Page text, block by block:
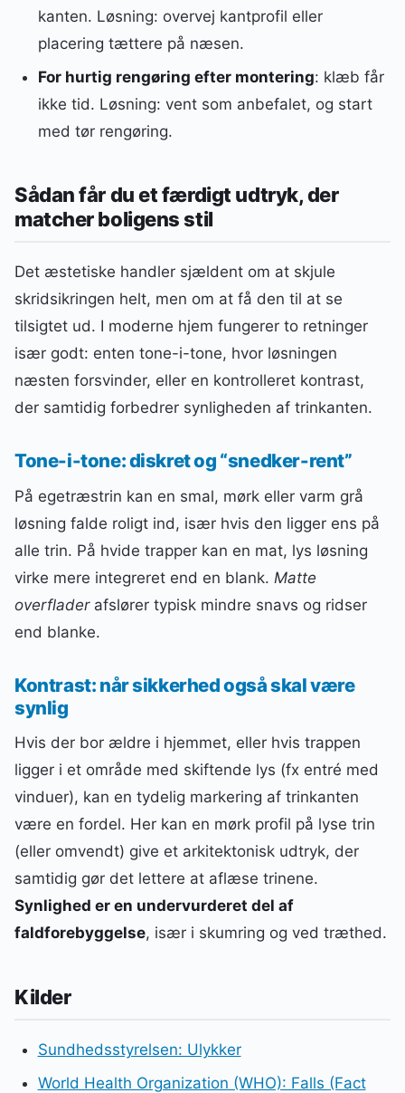
kanten. Løsning: overvej kantprofil eller
placering tættere på næsen.
For hurtig rengøring efter montering: klæb får
ikke tid. Løsning: vent som anbefalet, og start
med tør rengøring.
Sådan får du et færdigt udtryk, der
matcher boligens stil
Det æstetiske handler sjældent om at skjule
skridsikringen helt, men om at få den til at se
tilsigtet ud. I moderne hjem fungerer to retninger
især godt: enten tone-i-tone, hvor løsningen
næsten forsvinder, eller en kontrolleret kontrast,
der samtidig forbedrer synligheden af trinkanten.
Tone-i-tone: diskret og “snedker-rent”
På egetræstrin kan en smal, mørk eller varm grå
løsning falde roligt ind, især hvis den ligger ens på
alle trin. På hvide trapper kan en mat, lys løsning
virke mere integreret end en blank. Matte
overfladerafslører typisk mindre snavs og ridser
end blanke.
Kontrast: når sikkerhed også skal være
synlig
Hvis der bor ældre i hjemmet, eller hvis trappen
ligger i et område med skiftende lys (fx entré med
vinduer), kan en tydelig markering af trinkanten
være en fordel. Her kan en mørk profil på lyse trin
(eller omvendt) give et arkitektonisk udtryk, der
samtidig gør det lettere at aflæse trinene.
Synlighed er en undervurderet del af
faldforebyggelse, især i skumring og ved træthed.
Kilder
Sundhedsstyrelsen: Ulykker
World Health Organization (WHO): Falls (Fact